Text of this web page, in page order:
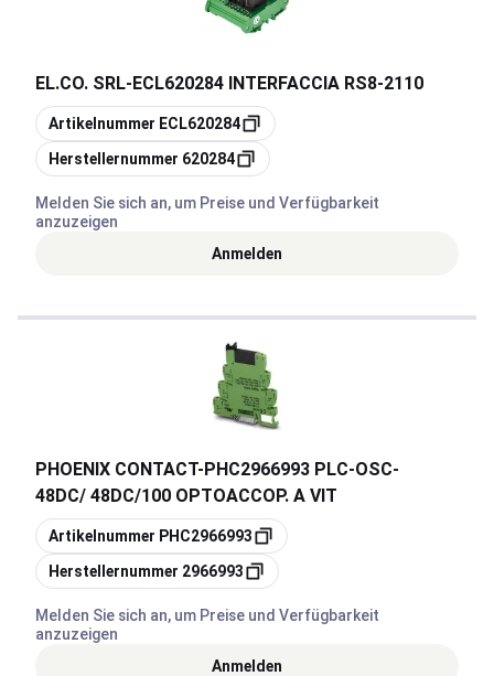
EL.CO. SRL-ECL620284 INTERFACCIA RS8-2110
Kopieren
Artikelnummer ECL620284
Kopieren
Herstellernummer 620284
Melden Sie sich an, um Preise und Verfügbarkeit
anzuzeigen
Anmelden
PHOENIX CONTACT-PHC2966993 PLC-OSC-
48DC/ 48DC/100 OPTOACCOP. A VIT
Kopieren
Artikelnummer PHC2966993
Kopieren
Herstellernummer 2966993
Melden Sie sich an, um Preise und Verfügbarkeit
anzuzeigen
Anmelden